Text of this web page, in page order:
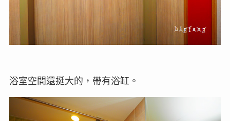
浴室空間還挺大的，帶有浴缸。